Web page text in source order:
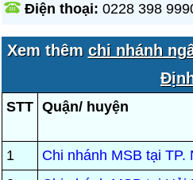
Điện thoại:0228 398
Xem thêm chi nhánh
STT Quận/ huyện
1
Chi nhánh MSB tại TP.